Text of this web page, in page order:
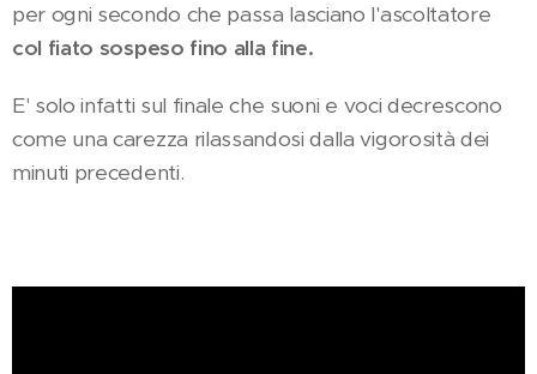
per ogni secondo che passa lasciano l'ascoltatore
col fiato sospeso fino alla fine.
E' solo infatti sul finale che suoni e voci decrescono
come una carezza rilassandosi dalla vigorosità dei
minuti precedenti.